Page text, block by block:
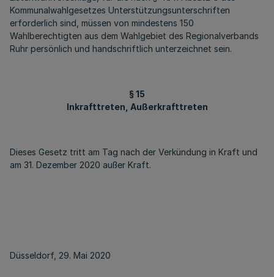
Kommunalwahlgesetzes Unterstützungsunterschriften
erforderlich sind, müssen von mindestens 150
Wahlberechtigten aus dem Wahlgebiet des Regionalverbands
Ruhr persönlich und handschriftlich unterzeichnet sein.
§ 15
Inkrafttreten, Außerkrafttreten
Dieses Gesetz tritt am Tag nach der Verkündung in Kraft und
am 31. Dezember 2020 außer Kraft.
Düsseldorf, 29. Mai 2020